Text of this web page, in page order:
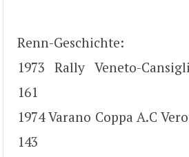
Renn-Geschichte:
1973 Rally Veneto-
161
1974 Varano Coppa A.C
143